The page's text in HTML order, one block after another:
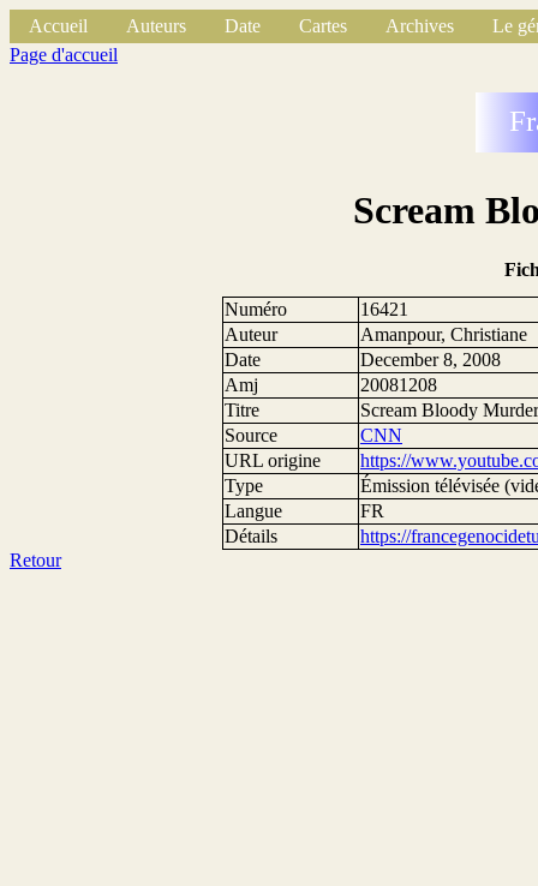
Accueil Auteurs Date Cartes Archives
Le
Page d'accueil
Scream
Numéro
16421
Auteur
Amanpour, Christiane
Date
December 8, 2008
Amj
20081208
Titre
Scream Bloody
Source
CNN
URL origine
https://
Type
Émission télévisée
Langue
FR
Détails
https://
Retour